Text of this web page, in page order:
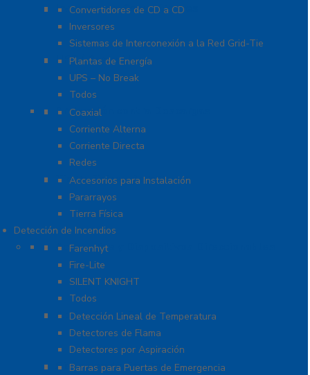
Inversores y Convertidores
Convertidores de CD a CD
Inversores
Sistemas de Interconexión a la Red Grid-Tie
UPS / Respaldo
Plantas de Energía
UPS – No Break
Todos
Protección contra Descargas
Coaxial
Corriente Alterna
Corriente Directa
Redes
Tierra Física y Pararrayos
Accesorios para Instalación
Pararrayos
Tierra Física
Detección de Incendios
Accesorios y Dispositivos Direccionables
Farenhyt
Fire-Lite
SILENT KNIGHT
Todos
Aplicaciones Especiales
Detección Lineal de Temperatura
Detectores de Flama
Detectores por Aspiración
Sistemas de Emergencia
Barras para Puertas de Emergencia